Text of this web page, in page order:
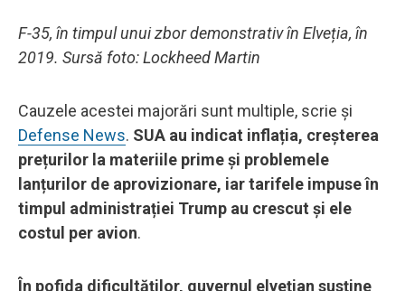
F-35, în timpul unui zbor demonstrativ în Elveția, în
2019. Sursă foto: Lockheed Martin
Cauzele acestei majorări sunt multiple, scrie și
Defense News. SUA au indicat inflația, creșterea
prețurilor la materiile prime și problemele
lanțurilor de aprovizionare, iar tarifele impuse în
timpul administrației Trump au crescut și ele
costul per avion.
În pofida dificultăților, guvernul elvețian susține